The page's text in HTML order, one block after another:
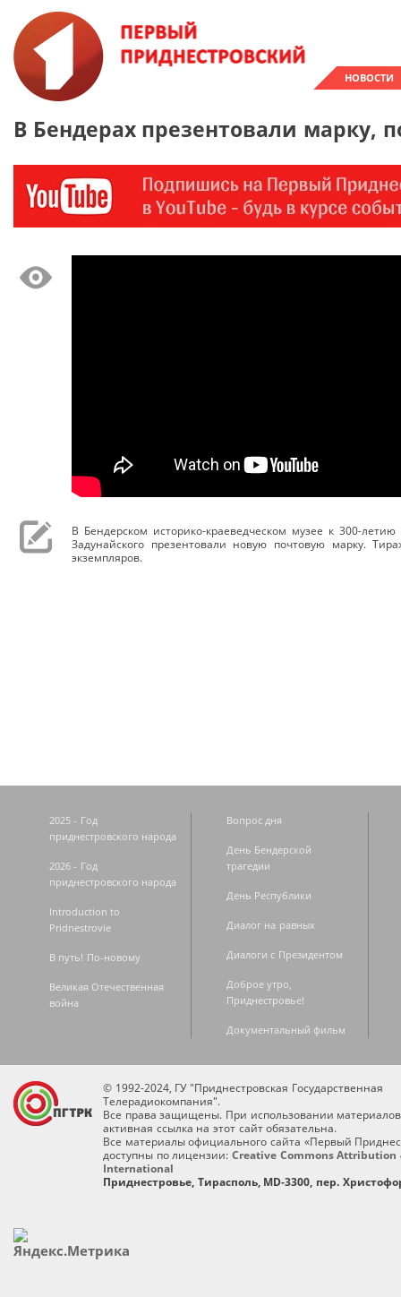
НОВОСТИ
В Бендерах презентовали марку,
В Бендерском историко-краеведческом музее к 300-
Задунайского презентовали новую почтовую марку.
экземпляров.
2025 - Год
приднестровского народа
2026 - Год
приднестровского народа
Introduction to
Pridnestrovie
В путь! По-новому
Великая Отечественная
война
Вопрос дня
День Бендерской
трагедии
День Республики
Диалог на равных
Диалоги с Президентом
Доброе утро,
Приднестровье!
Документальный фильм
© 1992-2024, ГУ "Приднестровская Государственная
Телерадиокомпания".
Все права защищены. При использовании
активная ссылка на этот сайт обязательна.
Все материалы официального сайта «Первый
доступны по лицензии: Creative Commons Attribution
International
Приднестровье, Тирасполь, MD-3300, пер.